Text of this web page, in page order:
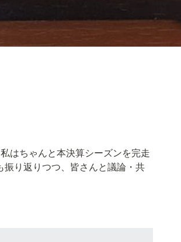
はちゃんと本決算シーズンを完走
り返りつつ、皆さんと議論・共